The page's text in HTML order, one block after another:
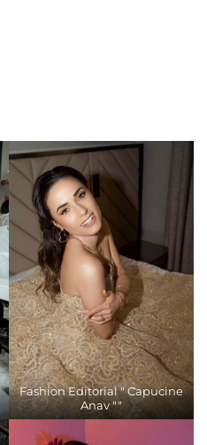
Fashion Editorial " Capucine
Anav ""